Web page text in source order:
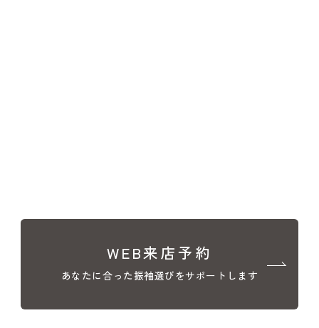
WEB来店予約
あなたに合った振袖選びをサポートします